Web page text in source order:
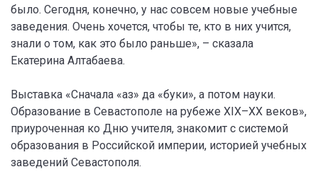
было. Сегодня, конечно, у нас совсем новые учебные
заведения. Очень хочется, чтобы те, кто в них учится,
знали о том, как это было раньше», – сказала
Екатерина Алтабаева.
Выставка «Сначала «аз» да «буки», а потом науки.
Образование в Севастополе на рубеже XIX–XX веков»,
приуроченная ко Дню учителя, знакомит с системой
образования в Российской империи, историей учебных
заведений Севастополя.